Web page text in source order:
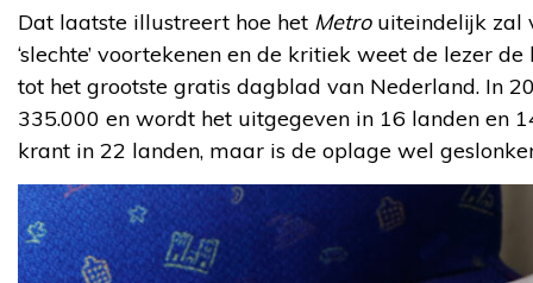
Dat laatste illustreert hoe het Metrouiteindelijk zal
‘slechte’ voortekenen en de kritiek weet de lezer
tot het grootste gratis dagblad van Nederland. In
335.000 en wordt het uitgegeven in 16 landen en
krant in 22 landen, maar is de oplage wel